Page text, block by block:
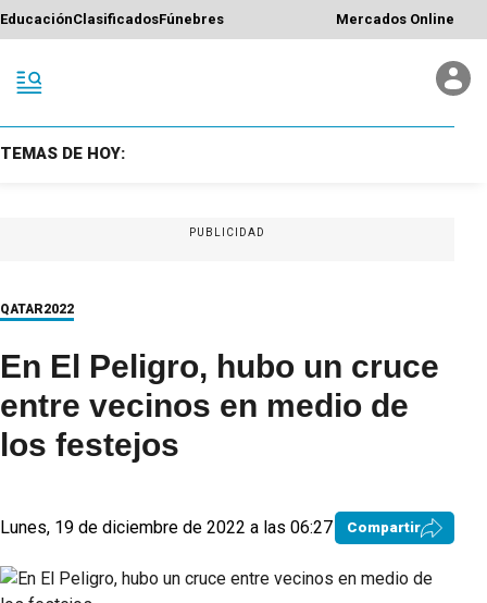
EducaciónClasificadosFúnebres Mercados Online
TEMAS DE HOY:
PUBLICIDAD
QATAR2022
En El Peligro, hubo un cruce
entre vecinos en medio de
los festejos
Lunes, 19 de diciembre de 2022 a las 06:27 Compartir